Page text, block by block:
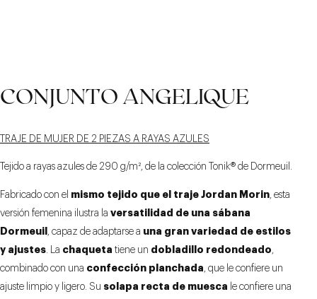
BOTONADURA
ACAMPANADOS
CONJUNTO ANGELIQUE
TRAJE DE MUJER DE 2 PIEZAS A RAYAS AZULES
Tejido a rayas azules de 290 g/m², de la colección Tonik® de Dormeuil.
Fabricado con el mismo tejido que el traje Jordan Morin, esta
versión femenina ilustra la versatilidad de una sábana
Dormeuil , capaz de adaptarse a una gran variedad de estilos
y ajustes. La chaqueta tiene un dobladillo redondeado,
combinado con una confección planchada, que le confiere un
ajuste limpio y ligero. Su solapa recta de muesca le confiere una